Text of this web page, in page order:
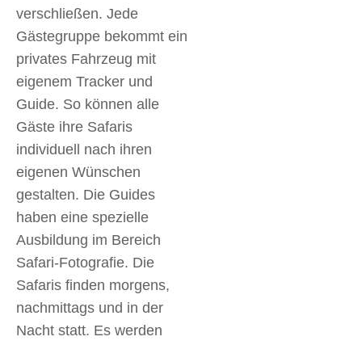
verschließen. Jede
Gästegruppe bekommt ein
privates Fahrzeug mit
eigenem Tracker und
Guide. So können alle
Gäste ihre Safaris
individuell nach ihren
eigenen Wünschen
gestalten. Die Guides
haben eine spezielle
Ausbildung im Bereich
Safari-Fotografie. Die
Safaris finden morgens,
nachmittags und in der
Nacht statt. Es werden